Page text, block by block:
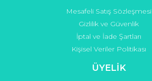
Mesafeli Satış Sözleşmesi
Gizlilik ve Güvenlik
İptal ve İade Şartları
Kişisel Veriler Politikası
ÜYELİK